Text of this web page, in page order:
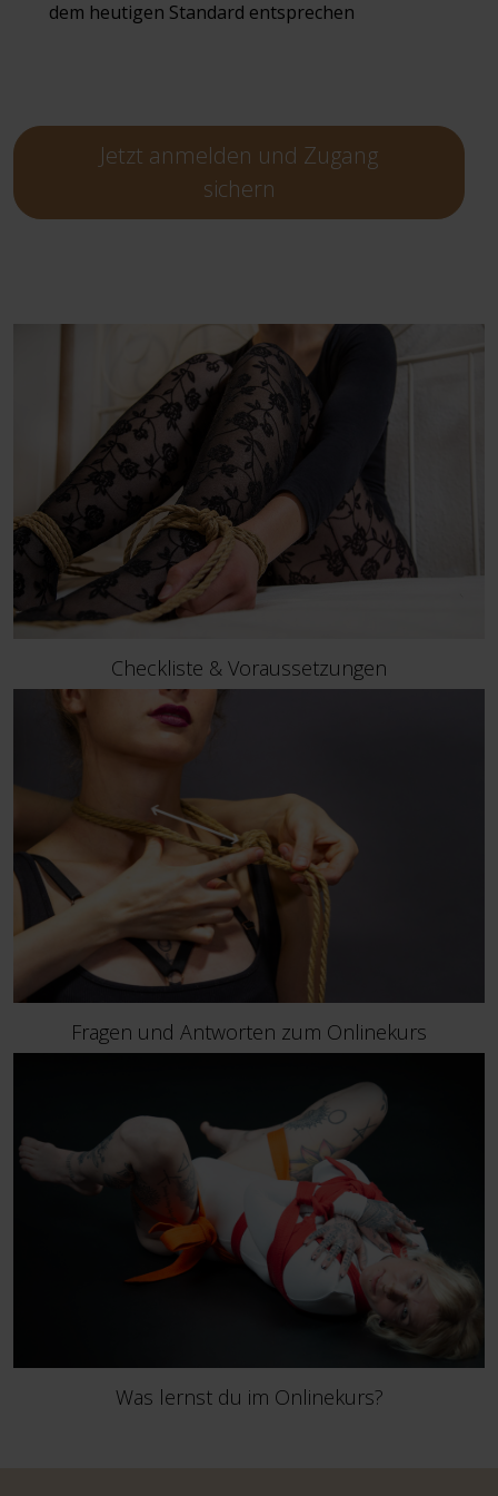
dem heutigen Standard entsprechen
Jetzt anmelden und Zugang
sichern
Checkliste & Voraussetzungen
Fragen und Antworten zum Onlinekurs
Was lernst du im Onlinekurs?